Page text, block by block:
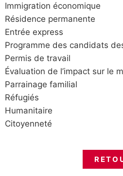
Immigration économique
Résidence permanente
Entrée express
Programme des candidats
Permis de travail
Évaluation de l’impact sur le
Parrainage familial
Réfugiés
Humanitaire
Citoyenneté